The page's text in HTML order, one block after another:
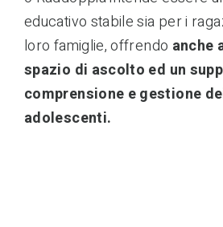
educativo stabile sia per i
loro famiglie, offrendo anche
spazio di ascolto ed un
comprensione e gestione
adolescenti.